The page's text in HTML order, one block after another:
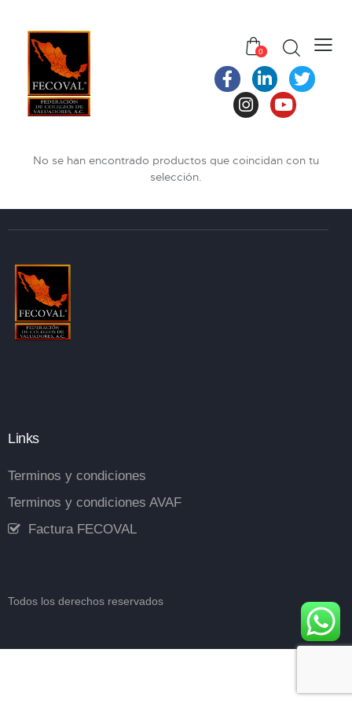
0
No se han encontrado productos que coincidan con tu
selección.
Links
Terminos y condiciones
Terminos y condiciones AVAF
Factura FECOVAL
Todos los derechos reservados